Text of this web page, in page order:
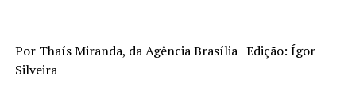
Por Thaís Miranda, da Agência Brasília | Edição: Ígor
Silveira